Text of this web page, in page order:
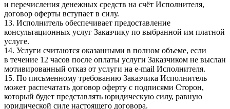
и перечисления денежных средств на счёт Исполнителя,
договор оферты вступает в силу.
13. Исполнитель обеспечивает предоставление
консультационных услуг Заказчику по выбранной им платной
услуге.
14. Услуги считаются оказанными в полном объеме, если
в течение 12 часов после оплаты услуги Заказчиком не выслан
мотивированный отказ от услуги на e-mail Исполнителя.
15. По письменному требованию Заказчика Исполнитель
может распечатать договор оферту с подписями Сторон,
который будет представлять юридическую силу, равную
юридической силе настоящего договора.